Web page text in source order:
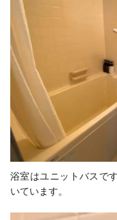
浴室はユニットバスで
いています。